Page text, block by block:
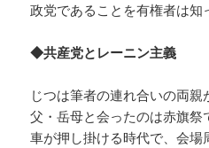
政党であることを有権者は知
◆共産党とレーニン主義
じつは筆者の連れ合いの両
父・岳母と会ったのは赤旗
車が押し掛ける時代で、会